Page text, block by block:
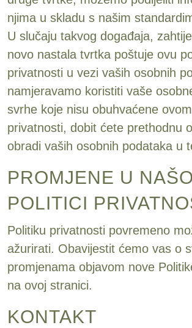
njima u skladu s našim
U slučaju takvog događaja,
novo nastala tvrtka poštuje ovu
privatnosti u vezi vaših osobnih
namjeravamo koristiti vaše
svrhe koje nisu obuhvaćene
privatnosti, dobit ćete prethodnu
obradi vaših osobnih podataka u
PROMJENE U
POLITICI
Politiku privatnosti povremeno
ažurirati. Obavijestit ćemo vas o
promjenama objavom nove
na ovoj stranici.
KONTAKT